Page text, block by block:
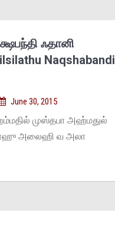
ஃதானி
Naqshabandi
June 30, 2015
முஸ்தபா அஹ்மதுல்
அலைஹி வ அலா